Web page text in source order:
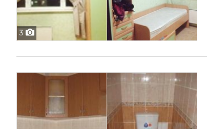
3